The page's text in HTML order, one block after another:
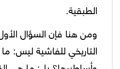
الطبقية.
ومن هنا فإن السؤال
التاريخي للفاشية ليس: